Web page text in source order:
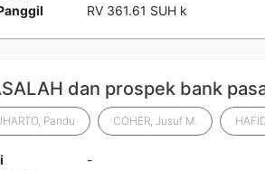
RV 361.61 SUH k
dan prospek bank
Pandu COHER, Jusuf M.
-